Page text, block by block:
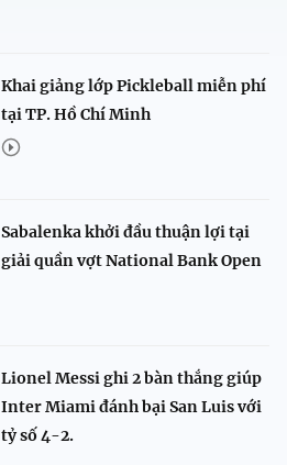
Khai giảng lớp Pickleball miễn phí
tại TP. Hồ Chí Minh
Sabalenka khởi đầu thuận lợi tại
giải quần vợt National Bank Open
Lionel Messi ghi 2 bàn thắng giúp
Inter Miami đánh bại San Luis với
tỷ số 4-2.